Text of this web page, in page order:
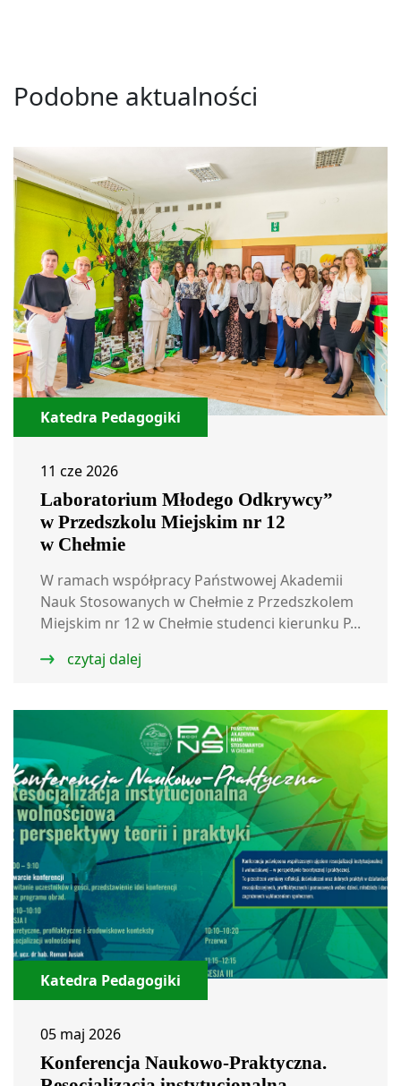
Podobne aktualności
Katedra Pedagogiki
11 cze 2026
Laboratorium Młodego Odkrywcy”
w Przedszkolu Miejskim nr 12
w Chełmie
W ramach współpracy Państwowej Akademii
Nauk Stosowanych w Chełmie z Przedszkolem
Miejskim nr 12 w Chełmie studenci kierunku P...
czytaj dalej
Katedra Pedagogiki
05 maj 2026
Konferencja Naukowo-Praktyczna.